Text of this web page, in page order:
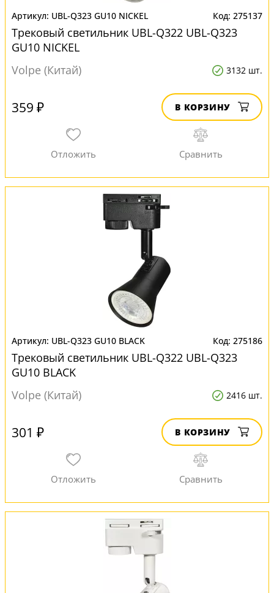
UBL-Q323 GU10 NICKEL 275137
Трековый светильник UBL-Q322 UBL-Q323
GU10 NICKEL
Volpe (Китай)
3132 шт.
359 ₽ В КОРЗИНУ
UBL-Q323 GU10 BLACK 275186
Трековый светильник UBL-Q322 UBL-Q323
GU10 BLACK
Volpe (Китай)
2416 шт.
301 ₽ В КОРЗИНУ